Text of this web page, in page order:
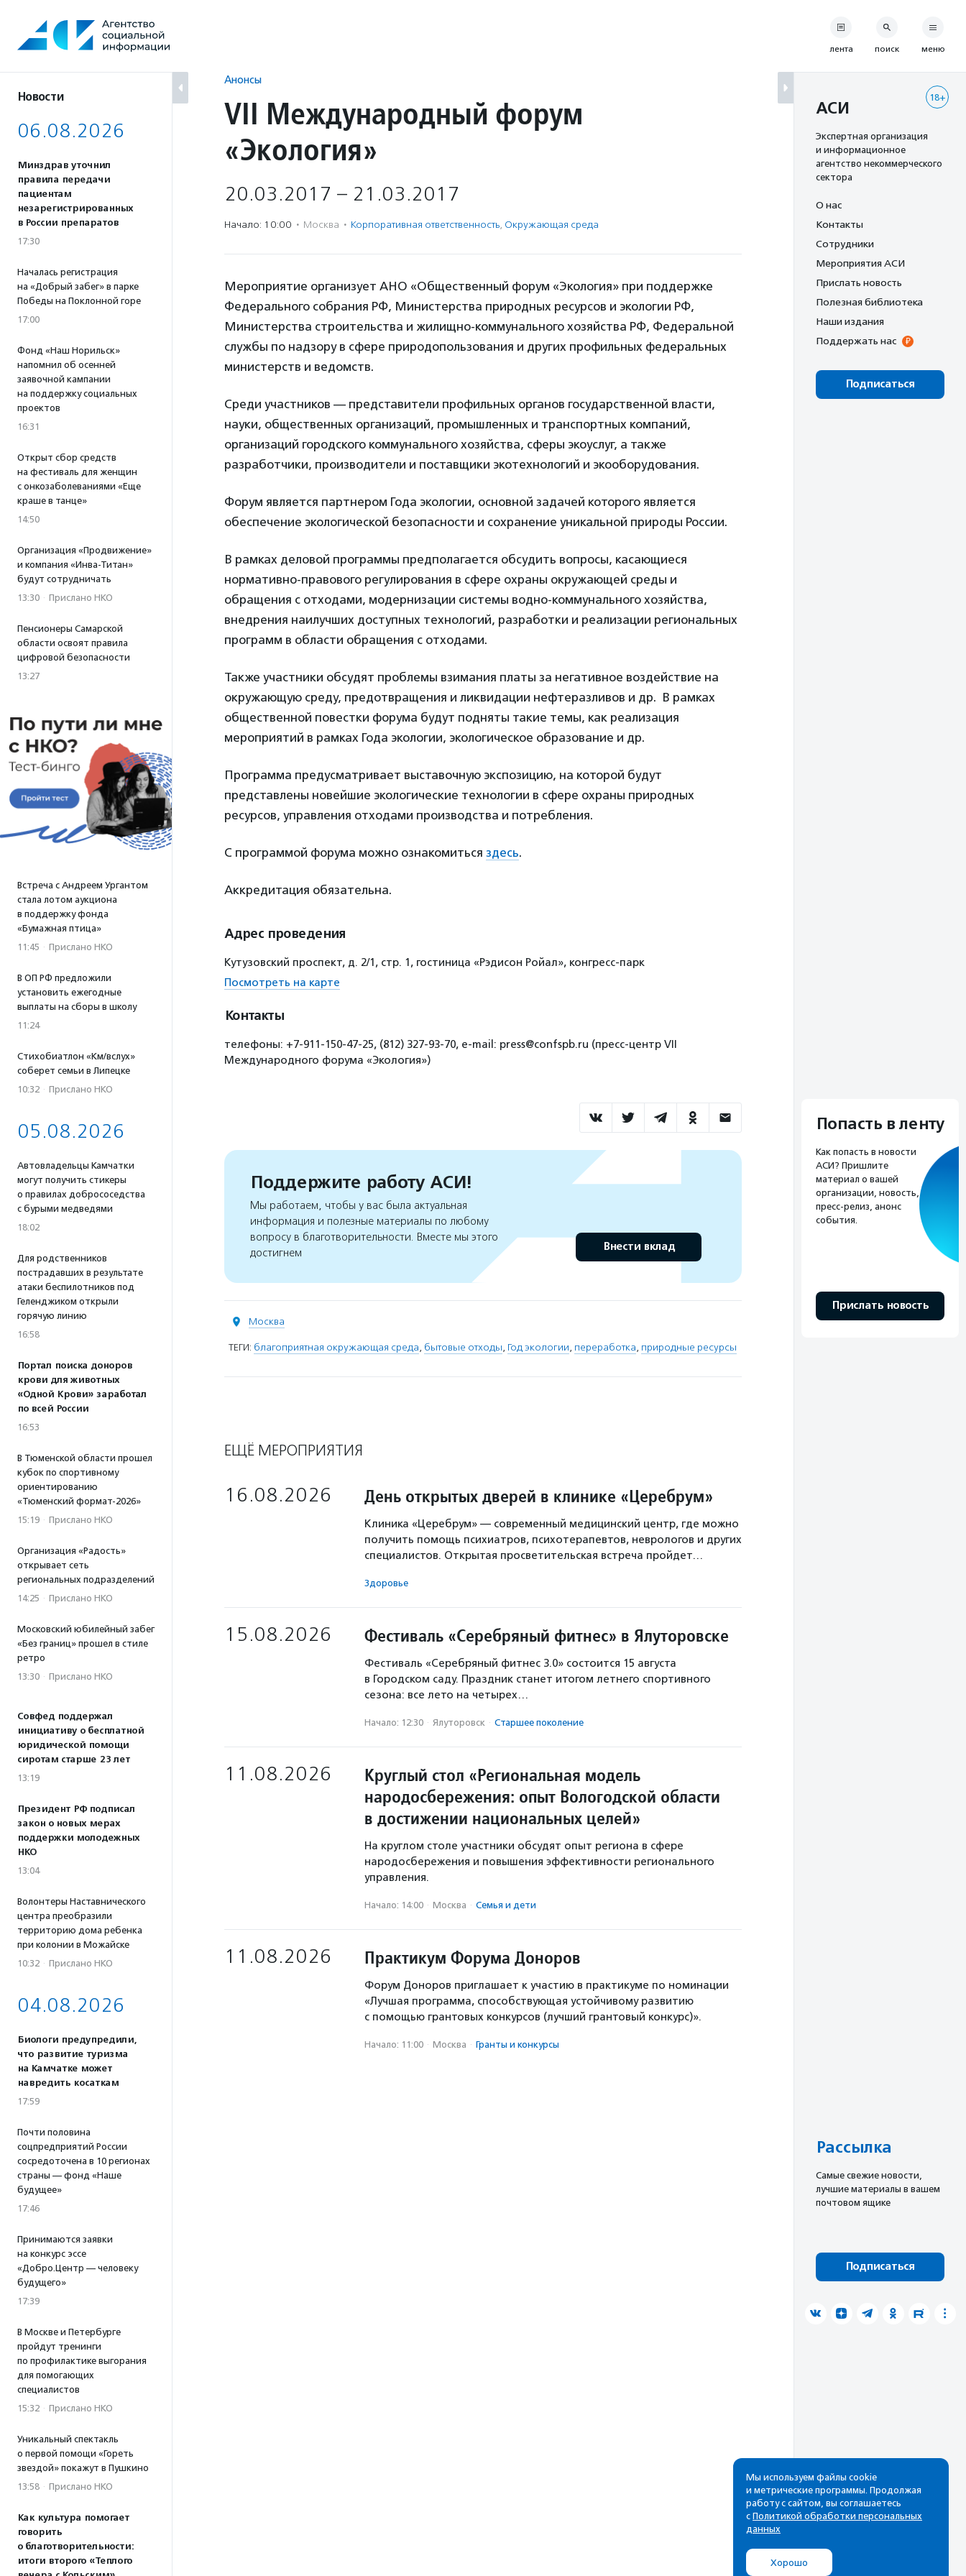
содержанию
Новости
06.08.2026
Минздрав уточнил
правила передачи
пациентам
незарегистрированных
в России препаратов
17:30
Началась регистрация
на «Добрый забег» в парке
Победы на Поклонной горе
17:00
Фонд «Наш Норильск»
напомнил об осенней
заявочной кампании
на поддержку социальных
проектов
16:31
Открыт сбор средств
на фестиваль для женщин
с онкозаболеваниями «Еще
краше в танце»
14:50
Организация «Продвижение»
и компания «Инва-Титан»
будут сотрудничать
13:30 · Прислано НКО
Пенсионеры Самарской
области освоят правила
цифровой безопасности
13:27
Встреча с Андреем Ургантом
стала лотом аукциона
в поддержку фонда
«Бумажная птица»
11:45 · Прислано НКО
В ОП РФ предложили
установить ежегодные
выплаты на сборы в школу
11:24
Стихобиатлон «Км/вслух»
соберет семьи в Липецке
10:32 · Прислано НКО
05.08.2026
Автовладельцы Камчатки
могут получить стикеры
о правилах добрососедства
с бурыми медведями
18:02
Для родственников
пострадавших в результате
атаки беспилотников под
Геленджиком открыли
горячую линию
16:58
Портал поиска доноров
крови для животных
«Одной Крови» заработал
по всей России
16:53
В Тюменской области прошел
кубок по спортивному
ориентированию
«Тюменский формат-2026»
15:19 · Прислано НКО
Организация «Радость»
открывает сеть
региональных подразделений
14:25 · Прислано НКО
Московский юбилейный забег
«Без границ» прошел в стиле
ретро
13:30 · Прислано НКО
Совфед поддержал
инициативу о бесплатной
юридической помощи
сиротам старше 23 лет
13:19
Президент РФ подписал
закон о новых мерах
поддержки молодежных
НКО
13:04
Волонтеры Наставнического
центра преобразили
территорию дома ребенка
при колонии в Можайске
10:32 · Прислано НКО
04.08.2026
Биологи предупредили,
что развитие туризма
на Камчатке может
навредить косаткам
17:59
Почти половина
соцпредприятий России
сосредоточена в 10 регионах
страны — фонд «Наше
будущее»
17:46
Принимаются заявки
на конкурс эссе
«Добро.Центр — человеку
будущего»
17:39
В Москве и Петербурге
пройдут тренинги
по профилактике выгорания
для помогающих
специалистов
15:32 · Прислано НКО
Уникальный спектакль
о первой помощи «Гореть
звездой» покажут в Пушкино
13:58 · Прислано НКО
Как культура помогает
говорить
о благотворительности:
итоги второго «Теплого
Анонсы
VII Международный форум
«Экология»
20.03.2017 – 21.03.2017
Начало: 10:00 · Москва · Корпоративная ответственность, Окружающая среда
Мероприятие организует АНО «Общественный форум «Экология» при поддержке
Федерального собрания РФ, Министерства природных ресурсов и экологии РФ,
Министерства строительства и жилищно-коммунального хозяйства РФ, Федеральной
службы по надзору в сфере природопользования и других профильных федеральных
министерств и ведомств.
Среди участников — представители профильных органов государственной власти,
науки, общественных организаций, промышленных и транспортных компаний,
организаций городского коммунального хозяйства, сферы экоуслуг, а также
разработчики, производители и поставщики экотехнологий и экооборудования.
Форум является партнером Года экологии, основной задачей которого является
обеспечение экологической безопасности и сохранение уникальной природы России.
В рамках деловой программы предполагается обсудить вопросы, касающиеся
нормативно-правового регулирования в сфере охраны окружающей среды и
обращения с отходами, модернизации системы водно-коммунального хозяйства,
внедрения наилучших доступных технологий, разработки и реализации региональных
программ в области обращения с отходами.
Также участники обсудят проблемы взимания платы за негативное воздействие на
окружающую среду, предотвращения и ликвидации нефтеразливов и др. В рамках
общественной повестки форума будут подняты такие темы, как реализация
мероприятий в рамках Года экологии, экологическое образование и др.
Программа предусматривает выставочную экспозицию, на которой будут
представлены новейшие экологические технологии в сфере охраны природных
ресурсов, управления отходами производства и потребления.
С программой форума можно ознакомиться здесь.
Аккредитация обязательна.
Адрес проведения
Кутузовский проспект, д. 2/1, стр. 1, гостиница «Рэдисон Ройал», конгресс-парк
Посмотреть на карте
Контакты
телефоны: +7-911-150-47-25, (812) 327-93-70, е-mail: press@confspb.ru (пресс-центр VII
Международного форума «Экология»)
Поддержите работу АСИ!
Мы работаем, чтобы у вас была актуальная
информация и полезные материалы по любому
вопросу в благотворительности. Вместе мы этого
достигнем
Внести вклад
Москва
ТЕГИ: благоприятная окружающая среда, бытовые отходы, Год экологии, переработка, природные ресурсы
ЕЩЁ МЕРОПРИЯТИЯ
16.08.2026 День открытых дверей в клинике «Церебрум»
Клиника «Церебрум» — современный медицинский центр, где можно
получить помощь психиатров, психотерапевтов, неврологов и других
специалистов. Открытая просветительская встреча пройдет…
Здоровье
15.08.2026 Фестиваль «Серебряный фитнес» в Ялуторовске
Фестиваль «Серебряный фитнес 3.0» состоится 15 августа
в Городском саду. Праздник станет итогом летнего спортивного
сезона: все лето на четырех…
Начало: 12:30 · Ялуторовск · Старшее поколение
11.08.2026
Круглый стол «Региональная модель
народосбережения: опыт Вологодской области
в достижении национальных целей»
На круглом столе участники обсудят опыт региона в сфере
народосбережения и повышения эффективности регионального
управления.
Начало: 14:00 · Москва · Семья и дети
11.08.2026 Практикум Форума Доноров
Форум Доноров приглашает к участию в практикуме по номинации
«Лучшая программа, способствующая устойчивому развитию
с помощью грантовых конкурсов (лучший грантовый конкурс)».
Начало: 11:00 · Москва · Гранты и конкурсы
лента поиск меню
18+
АСИ
Экспертная организация
и информационное
агентство некоммерческого
сектора
О нас
Контакты
Сотрудники
Мероприятия АСИ
Прислать новость
Полезная библиотека
Наши издания
Поддержать нас
Подписаться
Попасть в ленту
Как попасть в новости
АСИ? Пришлите
материал о вашей
организации, новость,
пресс-релиз, анонс
события.
Прислать новость
Рассылка
Cамые свежие новости,
лучшие материалы в вашем
почтовом ящике
Подписаться
Мы используем файлы cookie
и метрические программы. Продолжая
работу с сайтом, вы соглашаетесь
с Политикой обработки персональных
данных
Хорошо